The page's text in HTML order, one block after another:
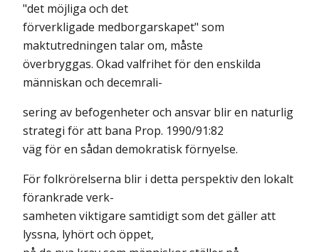
"det möjliga och det
förverkligade medborgarskapet" som
maktutredningen talar om, måste
överbryggas. Okad valfrihet för den enskilda
människan och decemrali-
sering av befogenheter och ansvar blir en naturlig
strategi för att bana Prop. 1990/91:82
väg för en sådan demokratisk förnyelse.
För folkrörelserna blir i detta perspektiv den lokalt
förankrade verk-
samheten viktigare samtidigt som det gäller att
lyssna, lyhört och öppet,